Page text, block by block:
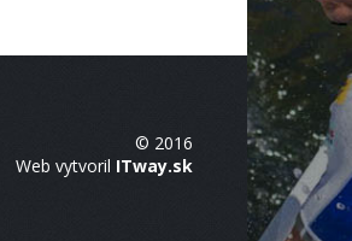
© 2016
Web vytvoril ITway.sk